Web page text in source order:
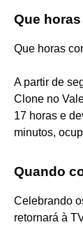
Que
Que horas
A partir de
Clone no
17 horas e
minutos,
Quando
Celebrando
retornará à